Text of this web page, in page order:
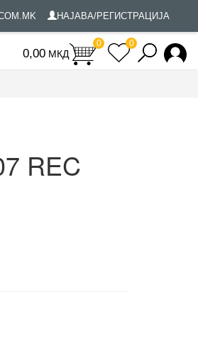
НАЈАВА/РЕГИСТРАЦИЈА
0 МКД
0 0
REC